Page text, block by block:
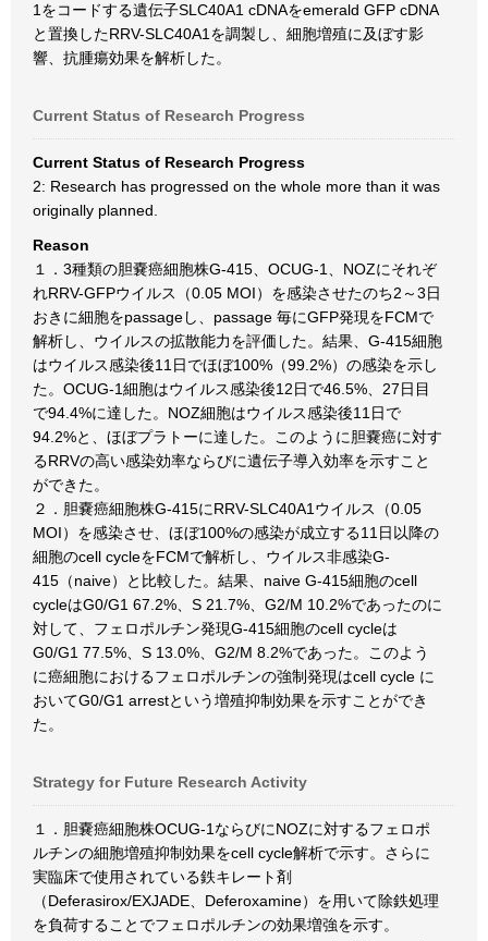
1をコードする遺伝子SLC40A1 cDNAをemerald GFP cDNA
と置換したRRV-SLC40A1を調製し、細胞増殖に及ぼす影
響、抗腫瘍効果を解析した。
Current Status of Research Progress
Current Status of Research Progress
2: Research has progressed on the whole more than it was
originally planned.
Reason
１．3種類の胆嚢癌細胞株G-415、OCUG-1、NOZにそれぞ
れRRV-GFPウイルス（0.05 MOI）を感染させたのち2～3日
おきに細胞をpassageし、passage 毎にGFP発現をFCMで
解析し、ウイルスの拡散能力を評価した。結果、G-415細胞
はウイルス感染後11日でほぼ100%（99.2%）の感染を示し
た。OCUG-1細胞はウイルス感染後12日で46.5%、27日目
で94.4%に達した。NOZ細胞はウイルス感染後11日で
94.2%と、ほぼプラトーに達した。このように胆嚢癌に対す
るRRVの高い感染効率ならびに遺伝子導入効率を示すこと
ができた。
２．胆嚢癌細胞株G-415にRRV-SLC40A1ウイルス（0.05
MOI）を感染させ、ほぼ100%の感染が成立する11日以降の
細胞のcell cycleをFCMで解析し、ウイルス非感染G-
415（naive）と比較した。結果、naive G-415細胞のcell
cycleはG0/G1 67.2%、S 21.7%、G2/M 10.2%であったのに
対して、フェロポルチン発現G-415細胞のcell cycleは
G0/G1 77.5%、S 13.0%、G2/M 8.2%であった。このよう
に癌細胞におけるフェロポルチンの強制発現はcell cycle に
おいてG0/G1 arrestという増殖抑制効果を示すことができ
た。
Strategy for Future Research Activity
１．胆嚢癌細胞株OCUG-1ならびにNOZに対するフェロポ
ルチンの細胞増殖抑制効果をcell cycle解析で示す。さらに
実臨床で使用されている鉄キレート剤
（Deferasirox/EXJADE、Deferoxamine）を用いて除鉄処理
を負荷することでフェロポルチンの効果増強を示す。